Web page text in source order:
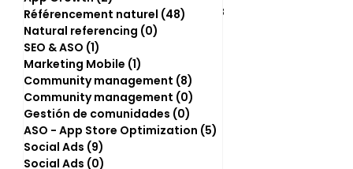
Dernière mise à jour :4 juil. 2023
Référencement naturel (48)
48 posts
Natural referencing (0)
SEO & ASO (1)
Marketing Mobile (1)
Community management (8)
Community management (0)
Gestión de comunidades (0)
ASO - App Store Optimization (5)
Social Ads (9)
Social Ads (0)